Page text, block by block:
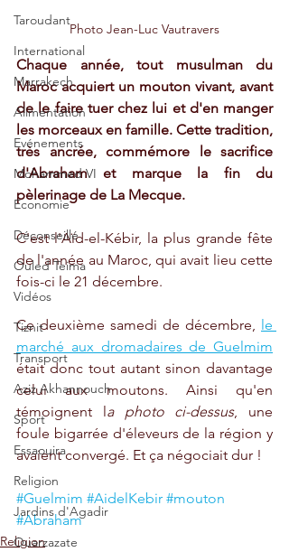
Taroudant
International
Marrakech
Alimentation
Evénements
Mohammed VI
Economie
Déconseillé
Ouled Teima
Vidéos
Tiznit
Transport
Aziz Akhannouch
Sport
Essaouira
Religion
Jardins d'Agadir
Ouarzazate
Photo Jean-Luc Vautravers
Chaque année, tout musulman du
Maroc acquiert un mouton vivant, avant
de le faire tuer chez lui et d'en manger
les morceaux en famille. Cette tradition,
très ancrée, commémore le sacrifice
d'Abraham et marque la fin du
pèlerinage de La Mecque.
C'est l'Aïd-el-Kébir, la plus grande fête
de l'année au Maroc, qui avait lieu cette
fois-ci le 21 décembre.
Ce deuxième samedi de décembre, le
marché aux dromadaires de Guelmim
était donc tout autant sinon davantage
celui aux moutons. Ainsi qu'en
témoignent la photo ci-dessus, une
foule bigarrée d'éleveurs de la région y
avaient convergé. Et ça négociait dur !
#Guelmim #AidelKebir #mouton
#Abraham
Religion